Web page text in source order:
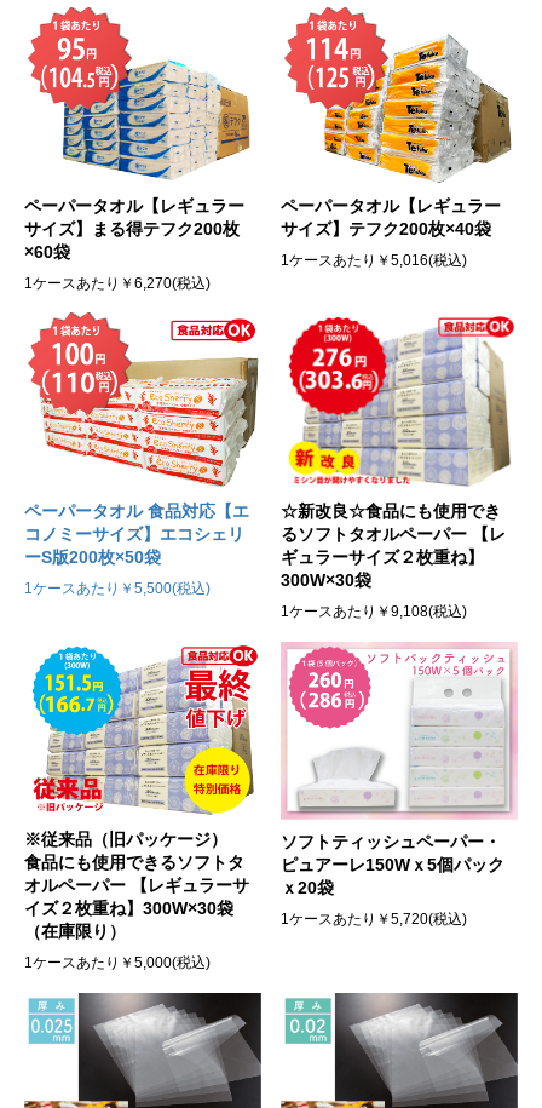
ペーパータオル【レギュラー
サイズ】まる得テフク200枚
×60袋
1ケースあたり￥6,270(税込)
ペーパータオル【レギュラー
サイズ】テフク200枚×40袋
1ケースあたり￥5,016(税込)
ペーパータオル 食品対応【エ
コノミーサイズ】エコシェリ
ーS版200枚×50袋
1ケースあたり￥5,500(税込)
☆新改良☆食品にも使用でき
るソフトタオルペーパー 【レ
ギュラーサイズ２枚重ね】
300W×30袋
1ケースあたり￥9,108(税込)
※従来品（旧パッケージ）
食品にも使用できるソフトタ
オルペーパー 【レギュラーサ
イズ２枚重ね】300W×30袋
（在庫限り）
1ケースあたり￥5,000(税込)
ソフトティッシュペーパー・
ピュアーレ150Wｘ5個パック
ｘ20袋
1ケースあたり￥5,720(税込)